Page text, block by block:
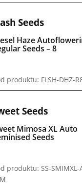
Seeds
Haze
Seeds – 8
produktu: FLSH-DHZ-
Seeds
Mimosa XL Auto
Seeds
produktu: SS-SMIMXL-